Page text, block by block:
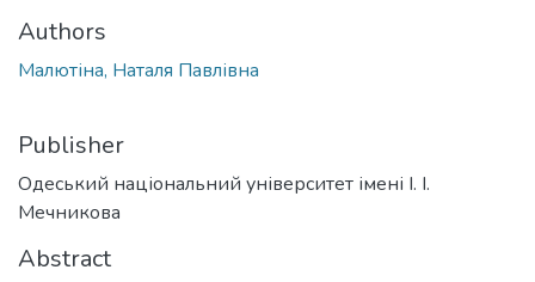
Authors
Малютіна, Наталя Павлівна
Publisher
Одеський національний університет імені І. І.
Мечникова
Abstract